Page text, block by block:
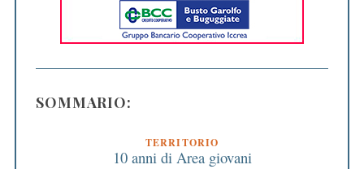
SOMMARIO:
TERRITORIO
10 anni di Area giovani